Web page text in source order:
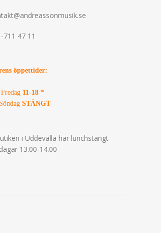
711 47 11
öppettider:
11-18 *
STÄNGT
i Uddevalla har lunchstängt
13.00-14.00